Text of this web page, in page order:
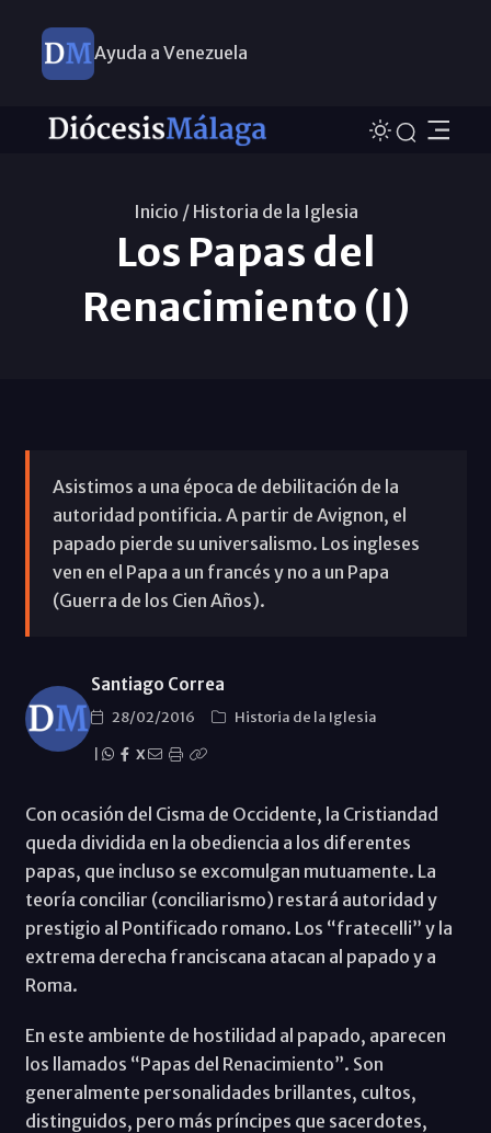
Ayuda a Venezuela
Inicio / Historia de la Iglesia
Los Papas del
Renacimiento (I)
Asistimos a una época de debilitación de la
autoridad pontificia. A partir de Avignon, el
papado pierde su universalismo. Los ingleses
ven en el Papa a un francés y no a un Papa
(Guerra de los Cien Años).
Santiago Correa
28/02/2016
Historia de la Iglesia
X
Con ocasión del Cisma de Occidente, la Cristiandad
queda dividida en la obediencia a los diferentes
papas, que incluso se excomulgan mutuamente. La
teoría conciliar (conciliarismo) restará autoridad y
prestigio al Pontificado romano. Los “fratecelli” y la
extrema derecha franciscana atacan al papado y a
Roma.
En este ambiente de hostilidad al papado, aparecen
los llamados “Papas del Renacimiento”. Son
generalmente personalidades brillantes, cultos,
distinguidos, pero más príncipes que sacerdotes,